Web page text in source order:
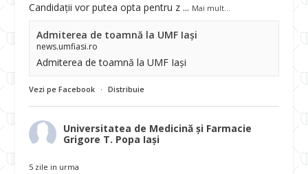
Candidații vor putea opta pentru z ... Mai mult...
Admiterea de toamnă la UMF Iași
news.umfiasi.ro
Admiterea de toamnă la UMF Iași
Vezi pe Facebook · Distribuie
Universitatea de Medicină și Farmacie
Grigore T. Popa Iași
5 zile in urma